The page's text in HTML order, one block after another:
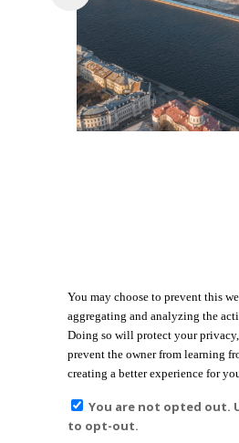
You may choose to prevent this
aggregating and analyzing the
Doing so will protect your
prevent the owner from learning
creating a better experience for
You are not opted out.
to opt-out.